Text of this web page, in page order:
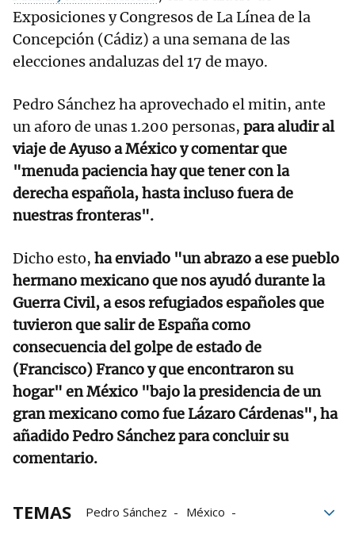
Exposiciones y Congresos de La Línea de la
Concepción (Cádiz) a una semana de las
elecciones andaluzas del 17 de mayo.
Pedro Sánchez ha aprovechado el mitin, ante
un aforo de unas 1.200 personas, para aludir al
viaje de Ayuso a México y comentar que
"menuda paciencia hay que tener con la
derecha española, hasta incluso fuera de
nuestras fronteras".
Dicho esto, ha enviado "un abrazo a ese pueblo
hermano mexicano que nos ayudó durante la
Guerra Civil, a esos refugiados españoles que
tuvieron que salir de España como
consecuencia del golpe de estado de
(Francisco) Franco y que encontraron su
hogar" en México "bajo la presidencia de un
gran mexicano como fue Lázaro Cárdenas", ha
añadido Pedro Sánchez para concluir su
comentario.
TEMAS Pedro Sánchez
México